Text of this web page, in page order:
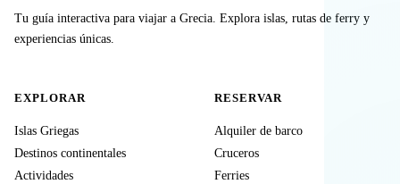
Tu guía interactiva para viajar a Grecia. Explora islas, rutas de ferry y
experiencias únicas.
EXPLORAR
Islas Griegas
Destinos continentales
Actividades
RESERVAR
Alquiler de barco
Cruceros
Ferries